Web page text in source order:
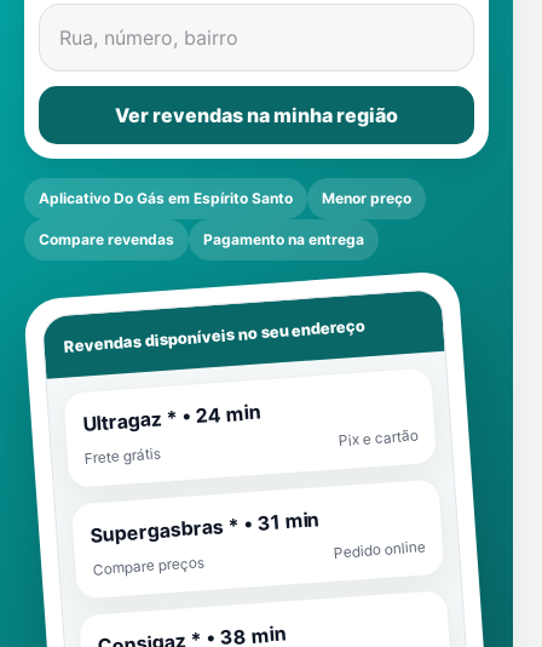
Contatos
Rua, número, bairro
Ver revendas na minha região
Aplicativo Do Gás em Espírito Santo Menor preço
Compare revendas Pagamento na entrega
Revendas disponíveis no seu endereço
Ultragaz * • 24 min
Frete grátis
Pix e cartão
Supergasbras * • 31 min
Compare preços
Pedido online